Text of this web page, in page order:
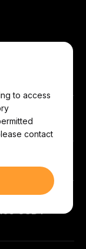
to access
contact
μεταξύ
USDT